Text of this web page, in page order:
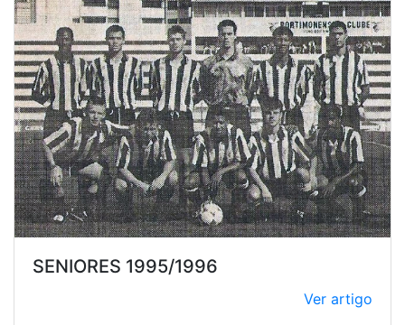
SENIORES 1995/1996
Ver artigo